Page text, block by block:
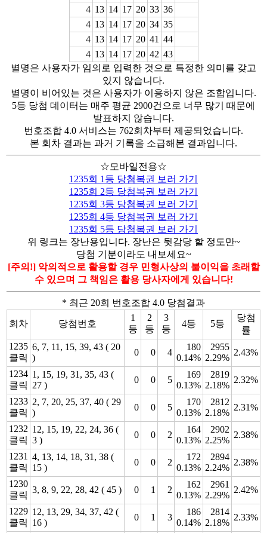
4 13 14 17 20 33 36
4 13 14 17 20 34 35
4 13 14 17 20 41 44
4 13 14 17 20 42 43
별명은 사용자가 임의로 입력한 것으로 특정한 의미를 갖고
있지 않습니다.
별명이 비어있는 것은 사용자가 이용하지 않은 조합입니다.
5등 당첨 데이터는 매주 평균 2900건으로 너무 많기 때문에
발표하지 않습니다.
번호조합 4.0 서비스는 762회차부터 제공되었습니다.
본 회차 결과는 과거 기록을 소급해본 결과입니다.
☆모바일전용☆
1235회 1등 당첨복권 보러 가기
1235회 2등 당첨복권 보러 가기
1235회 3등 당첨복권 보러 가기
1235회 4등 당첨복권 보러 가기
1235회 5등 당첨복권 보러 가기
위 링크는 장난용입니다. 장난은 뒷감당 할 정도만~
당첨 기분이라도 내보세요~
[주의!] 악의적으로 활용할 경우 민형사상의 불이익을 초래할
수 있으며 그 책임은 활용 당사자에게 있습니다!
* 최근 20회 번호조합 4.0 당첨결과
회차 당첨번호
1
등
2
등
3
등
4등 5등
당첨
률
1235
클릭
6, 7, 11, 15, 39, 43 ( 20
)
0 0 4
180
0.14%
2955
2.29%
2.43%
1234
클릭
1, 15, 19, 31, 35, 43 (
27 )
0 0 5
169
0.13%
2819
2.18%
2.32%
1233
클릭
2, 7, 20, 25, 37, 40 ( 29
)
0 0 5
170
0.13%
2812
2.18%
2.31%
1232
클릭
12, 15, 19, 22, 24, 36 (
3 )
0 0 2
164
0.13%
2902
2.25%
2.38%
1231
클릭
4, 13, 14, 18, 31, 38 (
15 )
0 0 2
172
0.13%
2894
2.24%
2.38%
1230
클릭
3, 8, 9, 22, 28, 42 ( 45 ) 0 1 2
162
0.13%
2961
2.29%
2.42%
1229
클릭
12, 13, 29, 34, 37, 42 (
16 )
0 1 3
186
0.14%
2814
2.18%
2.33%